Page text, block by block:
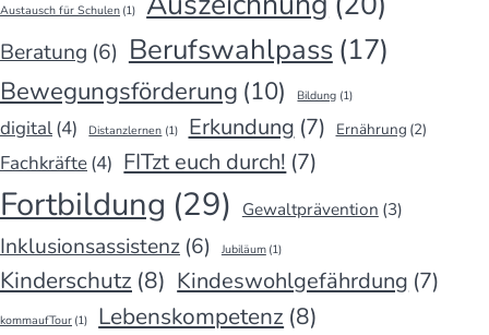
Austausch für Schulen (1)
Beratung (6) Berufswahlpass (17)
Bewegungsförderung (10) Bildung (1)
digital(4) Distanzlernen (1) Erkundung (7) Ernährung (2)
Fachkräfte(4) FITzt euch durch! (7)
Fortbildung (29) Gewaltprävention (3)
Inklusionsassistenz (6) Jubiläum (1)
Kinderschutz (8) Kindeswohlgefährdung (7)
kommaufTour (1) Lebenskompetenz (8)